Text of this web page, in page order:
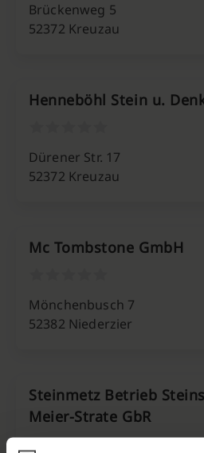
Brückenweg 5
52372 Kreuzau
Henneböhl Stein u.
Dürener Str. 17
52372 Kreuzau
Mc Tombstone GmbH
Mönchenbusch 7
52382 Niederzier
Steinmetz Betrieb
Meier-Strate GbR